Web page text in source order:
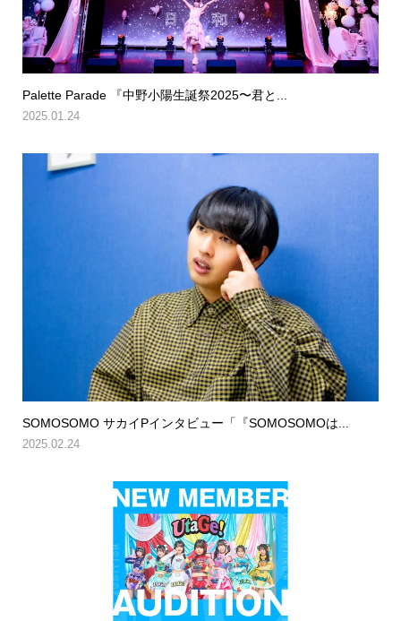
Palette Parade 『中野小陽生誕祭2025〜君と...
2025.01.24
SOMOSOMO サカイPインタビュー「『SOMOSOMOは...
2025.02.24